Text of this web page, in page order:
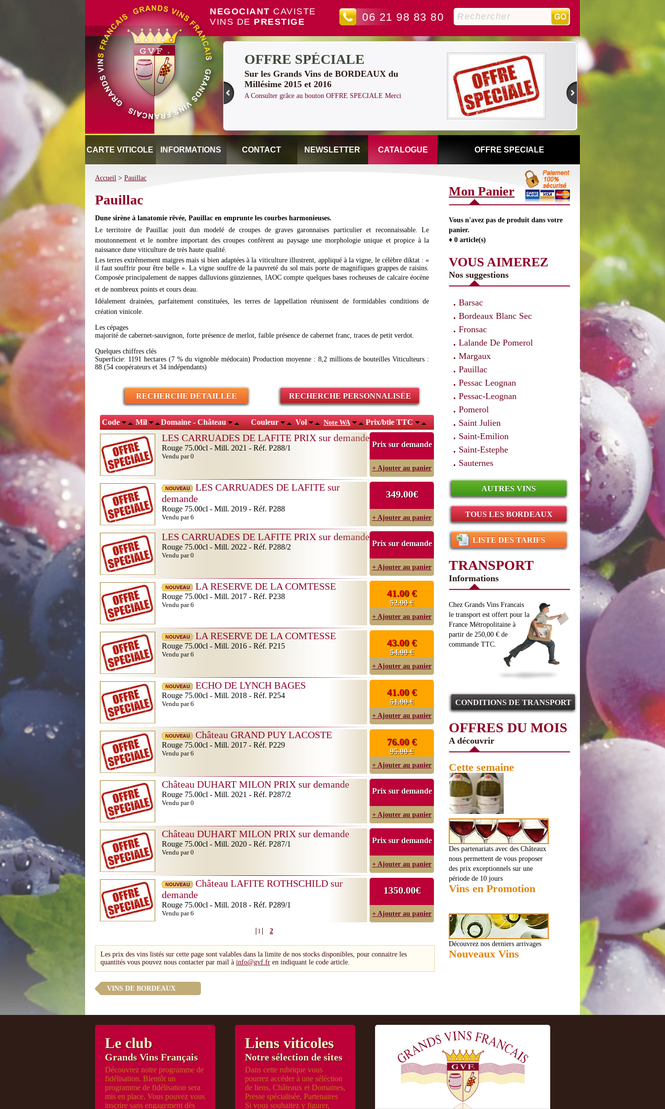
NEGOCIANT CAVISTE
VINS DE PRESTIGE 06 21 98 83 80
OFFRE SPÉCIALE
Sur les Grands Vins de BORDEAUX du
Millésime 2015 et 2016
A Consulter grâce au bouton OFFRE SPECIALE Merci
CARTE VITICOLE INFORMATIONS CONTACT NEWSLETTER CATALOGUE OFFRE SPECIALE
Mon Panier
Vous n'avez pas de produit dans votre
panier.
♦ 0 article(s)
VOUS AIMEREZ
Nos suggestions
Barsac
Bordeaux Blanc Sec
Fronsac
Lalande De Pomerol
Margaux
Pauillac
Pessac Leognan
Pessac-Leognan
Pomerol
Saint Julien
Saint-Emilion
Saint-Estephe
Sauternes
AUTRES VINS
TOUS LES BORDEAUX
LISTE DES TARIFS
TRANSPORT
Informations
Chez Grands Vins Francais
le transport est offert pour la
France Métropolitaine à
partir de 250,00 € de
commande TTC.
CONDITIONS DE TRANSPORT
OFFRES DU MOIS
A découvrir
Cette semaine
Des partenariats avec des Châteaux
nous permettent de vous proposer
des prix exceptionnels sur une
période de 10 jours
Vins en Promotion
Découvrez nos derniers arrivages
Nouveaux Vins
Accueil > Pauillac
Pauillac
Dune sirène à lanatomie rêvée, Pauillac en emprunte les courbes harmonieuses.
Le territoire de Pauillac jouit dun modelé de croupes de graves garonnaises particulier et reconnaissable. Le
moutonnement et le nombre important des croupes confèrent au paysage une morphologie unique et propice à la
naissance dune viticulture de très haute qualité.
Les terres extrêmement maigres mais si bien adaptées à la viticulture illustrent, appliqué à la vigne, le célèbre diktat : «
il faut souffrir pour être belle ». La vigne souffre de la pauvreté du sol mais porte de magnifiques grappes de raisins.
Composée principalement de nappes dalluvions günziennes, lAOC compte quelques bases rocheuses de calcaire éocène
et de nombreux points et cours deau.
Idéalement drainées, parfaitement constituées, les terres de lappellation réunissent de formidables conditions de
création vinicole.
Les cépages
majorité de cabernet-sauvignon, forte présence de merlot, faible présence de cabernet franc, traces de petit verdot.
Quelques chiffres clés
Superficie: 1191 hectares (7 % du vignoble médocain) Production moyenne : 8,2 millions de bouteilles Viticulteurs :
88 (54 coopérateurs et 34 indépendants)
RECHERCHE DÉTAILLÉE RECHERCHE PERSONNALISÉE
Code Mil Domaine - Château Couleur Vol Note WA Prix/btle TTC
LES CARRUADES DE LAFITE PRIX sur demande
Rouge 75.00cl - Mill. 2021 - Réf. P288/1
Vendu par 0
Prix sur demande
+ Ajouter au panier
LES CARRUADES DE LAFITE sur
demande
Rouge 75.00cl - Mill. 2019 - Réf. P288
Vendu par 6
349.00€
+ Ajouter au panier
LES CARRUADES DE LAFITE PRIX sur demande
Rouge 75.00cl - Mill. 2022 - Réf. P288/2
Vendu par 0
Prix sur demande
+ Ajouter au panier
LA RESERVE DE LA COMTESSE
Rouge 75.00cl - Mill. 2017 - Réf. P238
Vendu par 6
41.00 €
52.00 €
+ Ajouter au panier
LA RESERVE DE LA COMTESSE
Rouge 75.00cl - Mill. 2016 - Réf. P215
Vendu par 6
43.00 €
54.00 €
+ Ajouter au panier
ECHO DE LYNCH BAGES
Rouge 75.00cl - Mill. 2018 - Réf. P254
Vendu par 6
41.00 €
51.00 €
+ Ajouter au panier
Château GRAND PUY LACOSTE
Rouge 75.00cl - Mill. 2017 - Réf. P229
Vendu par 6
76.00 €
95.00 €
+ Ajouter au panier
Château DUHART MILON PRIX sur demande
Rouge 75.00cl - Mill. 2021 - Réf. P287/2
Vendu par 0
Prix sur demande
+ Ajouter au panier
Château DUHART MILON PRIX sur demande
Rouge 75.00cl - Mill. 2020 - Réf. P287/1
Vendu par 0
Prix sur demande
+ Ajouter au panier
Château LAFITE ROTHSCHILD sur
demande
Rouge 75.00cl - Mill. 2018 - Réf. P289/1
Vendu par 6
1350.00€
+ Ajouter au panier
1 2
Les prix des vins listés sur cette page sont valables dans la limite de nos stocks disponibles, pour connaitre les
quantités vous pouvez nous contacter par mail à info@gvf.fr en indiquant le code article.
VINS DE BORDEAUX
Le club
Grands Vins Français
Découvrez notre programme de
fidélisation. Bientôt un
programme de fidélisation sera
mis en place. Vous pouvez vous
inscrire sans engagement dès
Liens viticoles
Notre sélection de sites
Dans cette rubrique vous
pourrez accéder à une séléction
de liens, Châteaux et Domaines,
Presse spécialisée, Partenaires
Si vous souhaitez y figurer,